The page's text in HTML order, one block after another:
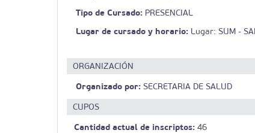
Tipo de Cursado:PRESENCIAL
Lugar de cursado y horario:Lugar: SUM -
ORGANIZACIÓN
Organizado por:SECRETARIA DE SALUD
CUPOS
Cantidad actual de inscriptos: 46